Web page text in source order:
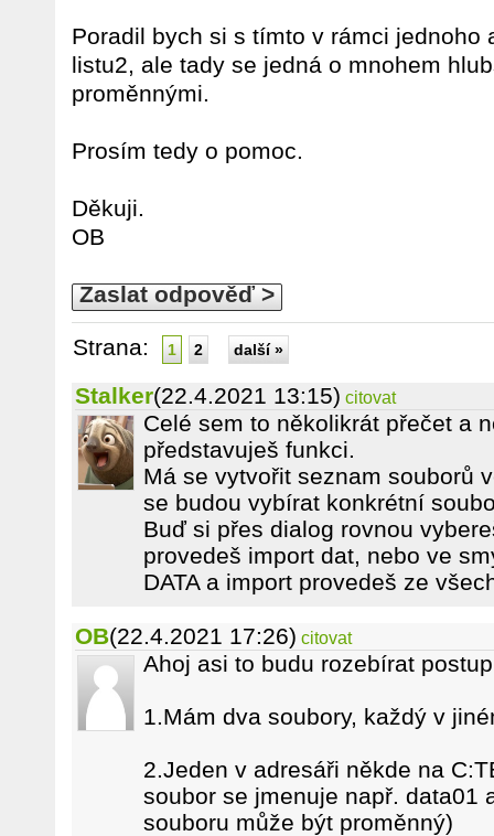
Poradil bych si s tímto v rámci jednoho
listu2, ale tady se jedná o mnohem
proměnnými.
Prosím tedy o pomoc.
Děkuji.
OB
Zaslat odpověď >
Strana: 1 2 další »
Stalker(22.4.2021 13:15) citovat
Celé sem to několikrát přečet a
představuješ funkci.
Má se vytvořit seznam souborů
se budou vybírat konkrétní
Buď si přes dialog rovnou
provedeš import dat, nebo ve
DATA a import provedeš ze
OB(22.4.2021 17:26) citovat
Ahoj asi to budu rozebírat
1.Mám dva soubory, každý v
2.Jeden v adresáři někde na
soubor se jmenuje např. data01
souboru může být proměnný)